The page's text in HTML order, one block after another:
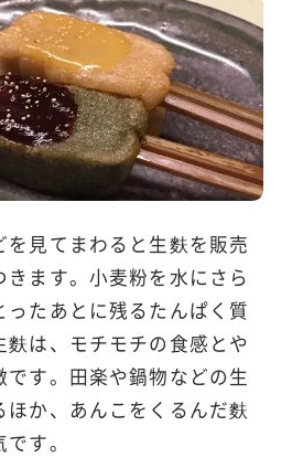
を見てまわると生麩を販売
きます。小麦粉を水にさら
ったあとに残るたんぱく質
麩は、モチモチの食感とや
です。田楽や鍋物などの生
か、あんこをくるんだ麩
す。